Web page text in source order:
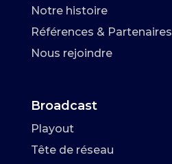
Notre histoire
Références & Partenaires
Nous rejoindre
Broadcast
Playout
Tête de réseau